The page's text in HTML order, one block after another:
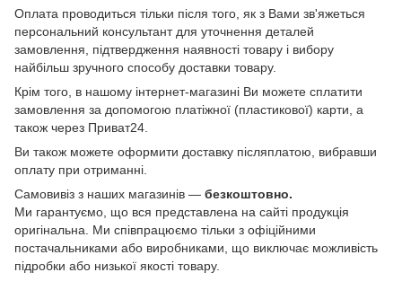
Оплата проводиться тільки після того, як з Вами зв'яжеться
персональний консультант для уточнення деталей
замовлення, підтвердження наявності товару і вибору
найбільш зручного способу доставки товару.
Крім того, в нашому інтернет-магазині Ви можете сплатити
замовлення за допомогою платіжної (пластикової) карти, а
також через Приват24.
Ви також можете оформити доставку післяплатою, вибравши
оплату при отриманні.
Самовивіз з наших магазинів — безкоштовно.
Ми гарантуємо, що вся представлена на сайті продукція
оригінальна. Ми співпрацюємо тільки з офіційними
постачальниками або виробниками, що виключає можливість
підробки або низької якості товару.